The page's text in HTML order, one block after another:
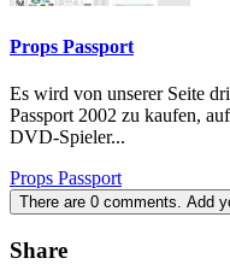
Props Passport
Es wird von unserer Seite
Passport 2002 zu kaufen,
DVD-Spieler...
Props Passport
There are 0 comments. Add
Share